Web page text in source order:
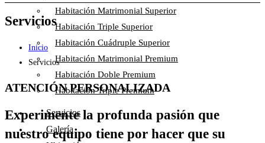
Habitación Matrimonial Superior
Habitación Triple Superior
Habitación Cuádruple Superior
Habitación Matrimonial Premium
Habitación Doble Premium
Habitación Triple Premium
Servicios
Galería
Servicios
Inicio
Servicios
ATENCIÓN PERSONALIZADA
Experimente la profunda pasión que
nuestro equipo tiene por hacer que su